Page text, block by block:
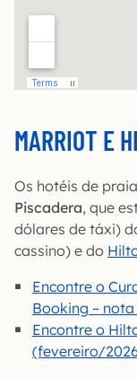
MARRIOT E
Os hotéis de
Piscadera, que
dólares de táxi)
cassino) e do
Encontre o
Booking –
Encontre o
(fevereiro/